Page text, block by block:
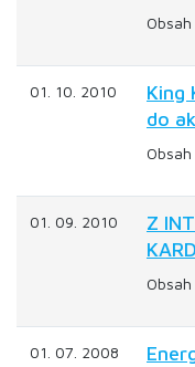
01. 10. 2010
King
do
01. 09. 2010
Z
01. 07. 2008